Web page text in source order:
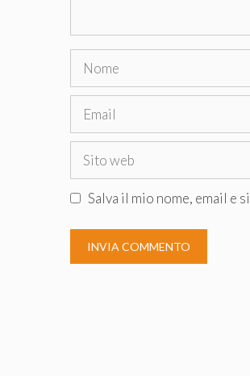
Nome
Email
Sito
Salva il mio nome, email e